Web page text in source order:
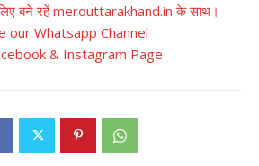
बने रहें merouttarakhand.in के साथ।
our Whatsapp Channel
& Instagram Page